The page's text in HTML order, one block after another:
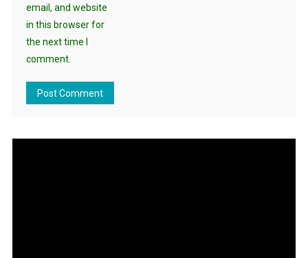
email, and website
in this browser for
the next time I
comment.